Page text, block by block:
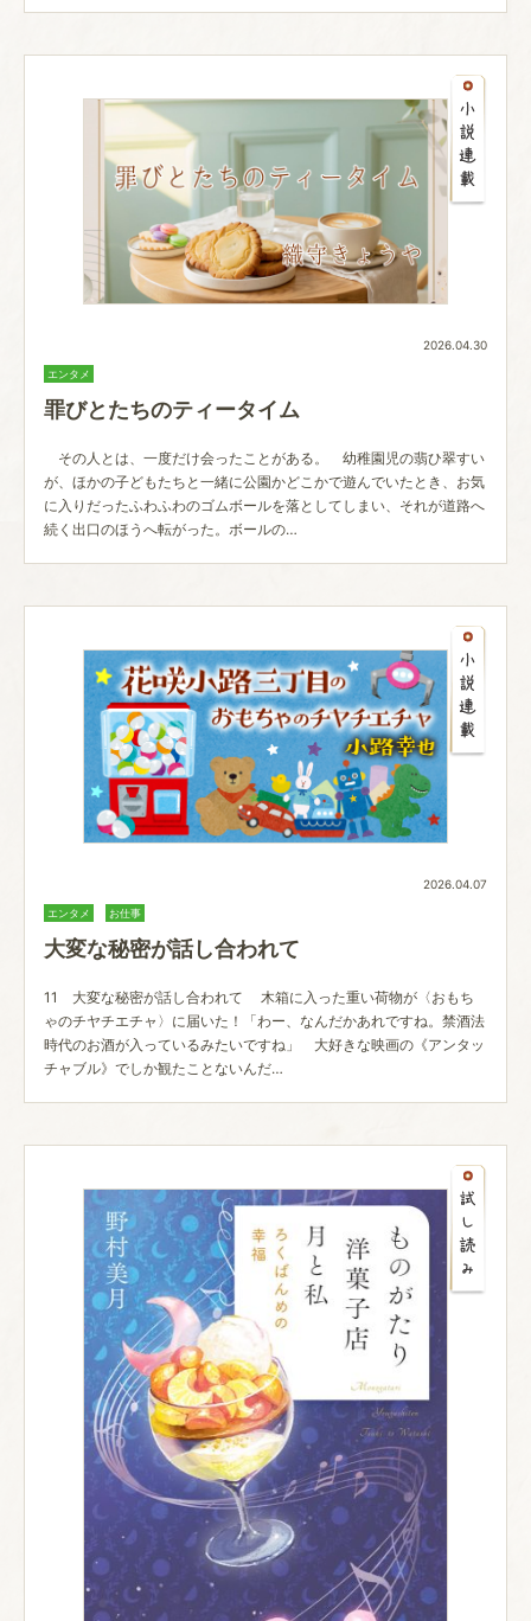
2026.04.30
エンタメ
罪びとたちのティータイム
その人とは、一度だけ会ったことがある。 幼稚園児の翡ひ翠すい
が、ほかの子どもたちと一緒に公園かどこかで遊んでいたとき、お気
に入りだったふわふわのゴムボールを落としてしまい、それが道路へ
続く出口のほうへ転がった。ボールの…
2026.04.07
エンタメ お仕事
大変な秘密が話し合われて
11 大変な秘密が話し合われて 木箱に入った重い荷物が〈おもち
ゃのチヤチエチャ〉に届いた！「わー、なんだかあれですね。禁酒法
時代のお酒が入っているみたいですね」 大好きな映画の《アンタッ
チャブル》でしか観たことないんだ…